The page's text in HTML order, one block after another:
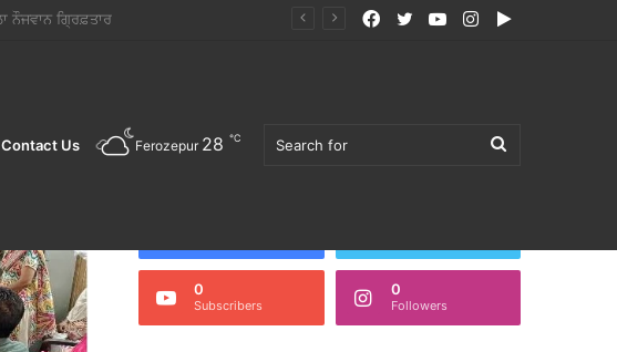
Google
Instagram
YouTube
Twitter
Facebook
Contact Us Search
Ferozepur 28 ℃
Follow Us
0
Subscribers
0
Followers